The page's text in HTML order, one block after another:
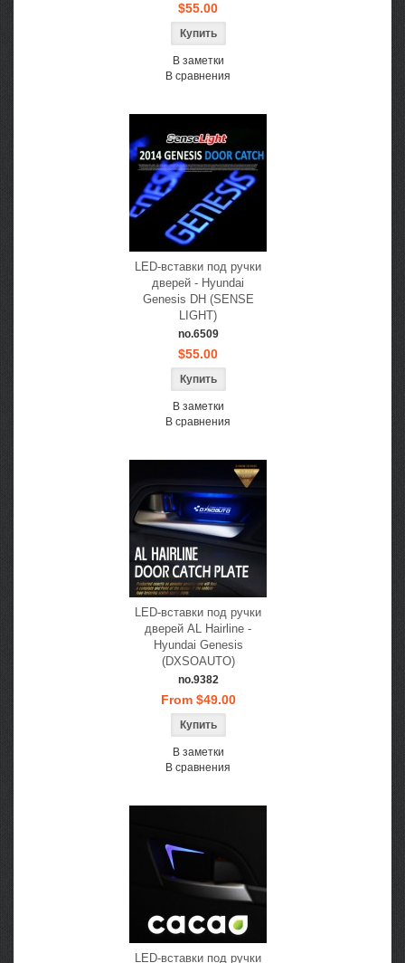
$55.00
В заметки
В сравнения
LED-вставки под ручки
дверей - Hyundai
Genesis DH (SENSE
LIGHT)
no.6509
$55.00
В заметки
В сравнения
LED-вставки под ручки
дверей AL Hairline -
Hyundai Genesis
(DXSOAUTO)
no.9382
From $49.00
В заметки
В сравнения
LED-вставки под ручки